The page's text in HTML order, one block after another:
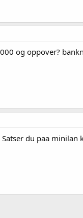
og oppover?
du paa minilan